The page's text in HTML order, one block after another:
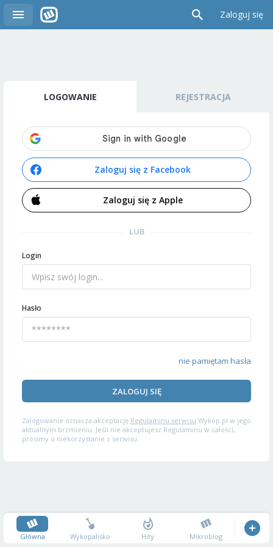
Zaloguj się
LOGOWANIE REJESTRACJA
Zaloguj się z Facebook
Zaloguj się z Apple
LUB
Login
Hasło
nie pamiętam hasła
ZALOGUJ SIĘ
Zalogowanie oznacza akceptację Regulaminu serwisu Wykop.pl w jego
aktualnym brzmieniu. Jeśli nie akceptujesz Regulaminu w całości,
prosimy o niekorzystanie z serwisu.
Główna Wykopalisko Hity Mikroblog